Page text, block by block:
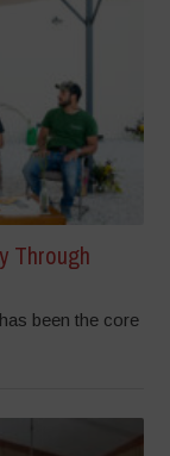
Through
been the core